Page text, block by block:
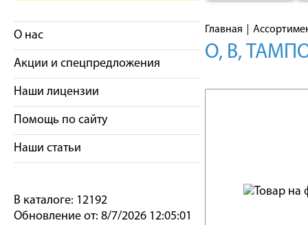
О нас
Акции и спецпредложения
Наши лицензии
Помощь по сайту
Наши статьи
В каталоге: 12192
Обновление от: 8/7/2026 12:05:01
Главная
O, B,